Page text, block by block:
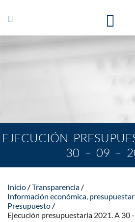
Abrir/Cerrar
navegación
EJECUCIÓN
30 – 09 –
Inicio
Transparencia
Información económica,
Presupuesto
Ejecución presupuestaria 2021. A 30